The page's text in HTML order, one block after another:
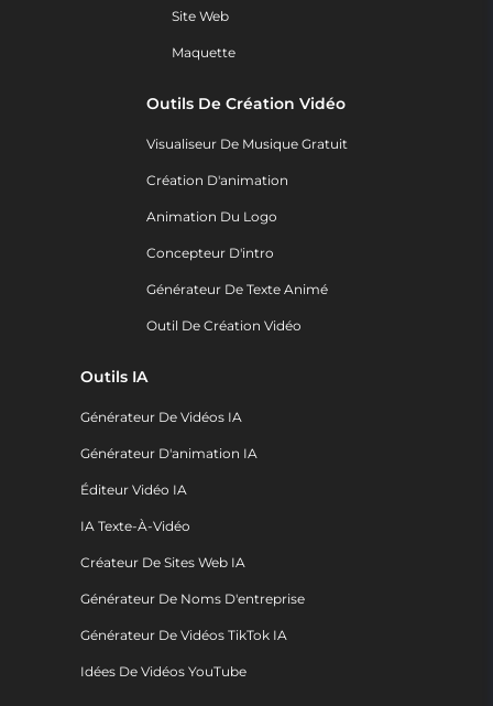
Site Web
Maquette
Outils De Création Vidéo
Visualiseur De Musique Gratuit
Création D'animation
Animation Du Logo
Concepteur D'intro
Générateur De Texte Animé
Outil De Création Vidéo
Outils IA
Générateur De Vidéos IA
Générateur D'animation IA
Éditeur Vidéo IA
IA Texte-À-Vidéo
Créateur De Sites Web IA
Générateur De Noms D'entreprise
Générateur De Vidéos TikTok IA
Idées De Vidéos YouTube